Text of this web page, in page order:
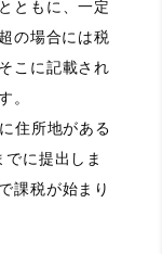
ともに、一定
の場合には税
こに記載され
。
住所地がある
に提出しま
課税が始まり